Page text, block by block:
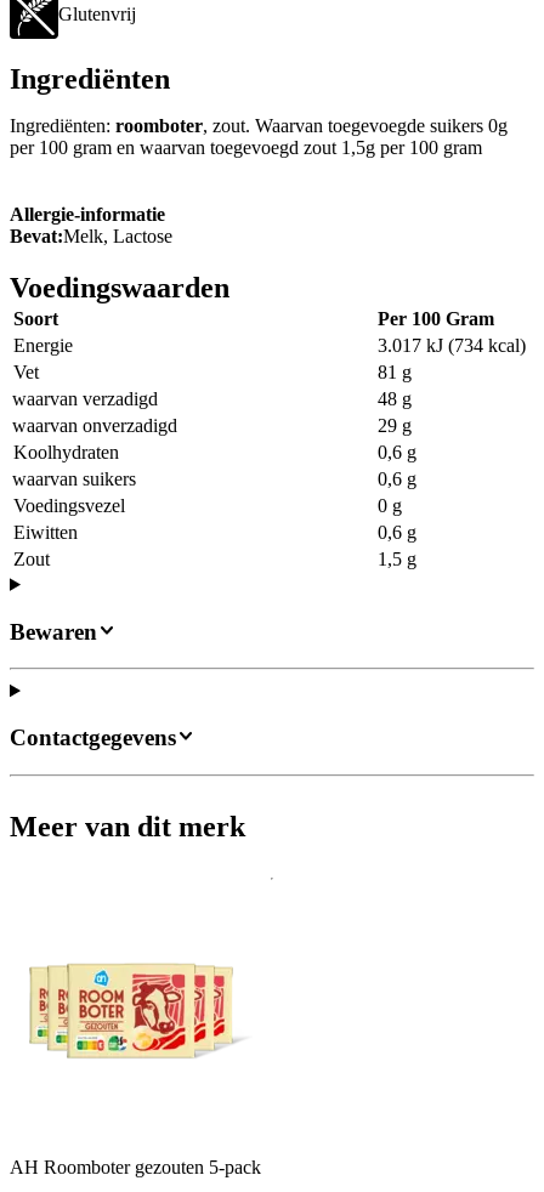
Glutenvrij
Ingrediënten
Ingrediënten: roomboter, zout. Waarvan toegevoegde suikers 0g
per 100 gram en waarvan toegevoegd zout 1,5g per 100 gram
Allergie-informatie
Bevat:Melk, Lactose
Voedingswaarden
Soort
Per 100 Gram
Energie
3.017 kJ (734 kcal)
Vet
81 g
waarvan verzadigd
48 g
waarvan onverzadigd
29 g
Koolhydraten
0,6 g
waarvan suikers
0,6 g
Voedingsvezel
0 g
Eiwitten
0,6 g
Zout
1,5 g
Bewaren
Contactgegevens
Meer van dit merk
AH Roomboter gezouten 5-pack